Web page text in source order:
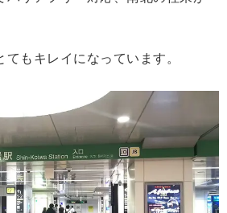
もキレイになっています。